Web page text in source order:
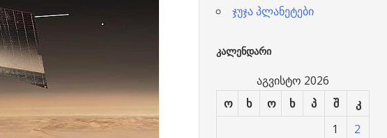
ჯუჯა პლანეტები
ᲙᲐᲚᲔᲜᲓᲐᲠᲘ
აგვისტო 2026
ო
ხ ო ხ პ შ კ
1
2